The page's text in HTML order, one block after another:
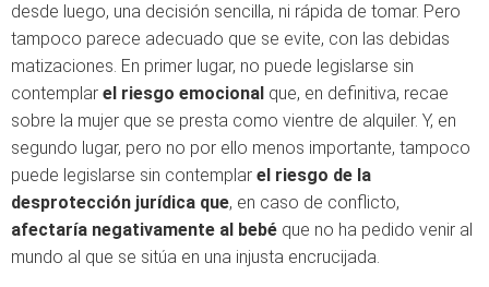
desde luego, una decisión sencilla, ni rápida de tomar. Pero
tampoco parece adecuado que se evite, con las debidas
matizaciones. En primer lugar, no puede legislarse sin
contemplar el riesgo emocional que, en definitiva, recae
sobre la mujer que se presta como vientre de alquiler. Y, en
segundo lugar, pero no por ello menos importante, tampoco
puede legislarse sin contemplar el riesgo de la
desprotección jurídica que, en caso de conflicto,
afectaría negativamente al bebé que no ha pedido venir al
mundo al que se sitúa en una injusta encrucijada.